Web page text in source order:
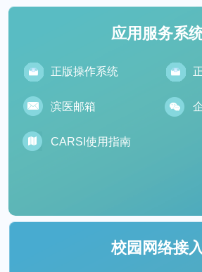
应用服务系
正版操作系统
滨医邮箱
​CARSI使用指南
校园网络接